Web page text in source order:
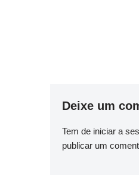
Deixe um
Tem de iniciar a
publicar um